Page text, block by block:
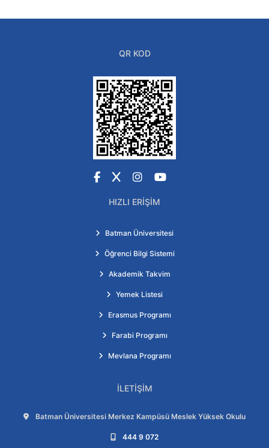
QR KOD
Facebook
X Instagram
YouTube
HIZLI ERIŞIM
Batman Üniversitesi
Öğrenci Bilgi Sistemi
Akademik Takvim
Yemek Listesi
Erasmus Programı
Farabi Programı
Mevlana Programı
İLETIŞIM
Adres:
Batman Üniversitesi Merkez Kampüsü Meslek Yüksek Okulu
Telefon:
444 9 072